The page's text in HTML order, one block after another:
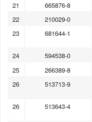
21
665876-8
22
210029-0
23
681644-1
24 594538-0
25
266389-8
26
513713-9
26 513643-4